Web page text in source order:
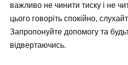
важливо не чинити тиску і не
цього говоріть спокійно,
Запропонуйте допомогу та
відвертаючись.